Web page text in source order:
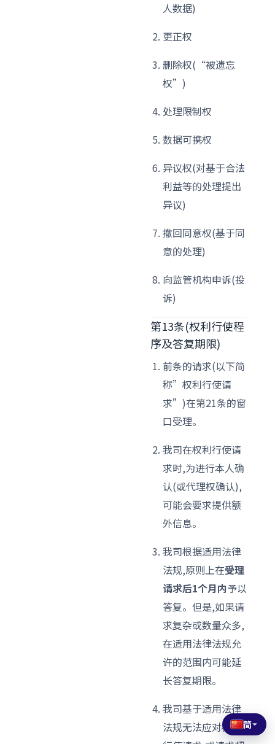
人数据)
更正权
删除权(“被遗忘
权”)
处理限制权
数据可携权
异议权(对基于合法
利益等的处理提出
异议)
撤回同意权(基于同
意的处理)
向监管机构申诉(投
诉)
第13条(权利行使程
序及答复期限)
前条的请求(以下简
称”权利行使请
求”)在第21条的窗
口受理。
我司在权利行使请
求时,为进行本人确
认(或代理权确认),
可能会要求提供额
外信息。
我司根据适用法律
法规,原则上在受理
请求后1个月内予以
答复。但是,如果请
求复杂或数量众多,
在适用法律法规允
许的范围内可能延
长答复期限。
我司基于适用法律
法规无法应对权利简